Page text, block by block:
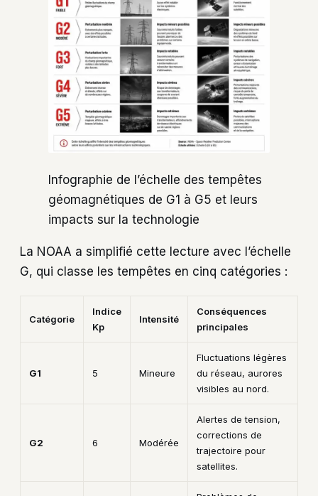
Infographie de l’échelle des tempêtes
géomagnétiques de G1 à G5 et leurs
impacts sur la technologie
La NOAA a simplifié cette lecture avec l’échelle
G, qui classe les tempêtes en cinq catégories :
Catégorie
Indice
Kp
Intensité
Conséquences
principales
G1 5 Mineure
Fluctuations légères
du réseau, aurores
visibles au nord.
G2 6 Modérée
Alertes de tension,
corrections de
trajectoire pour
satellites.